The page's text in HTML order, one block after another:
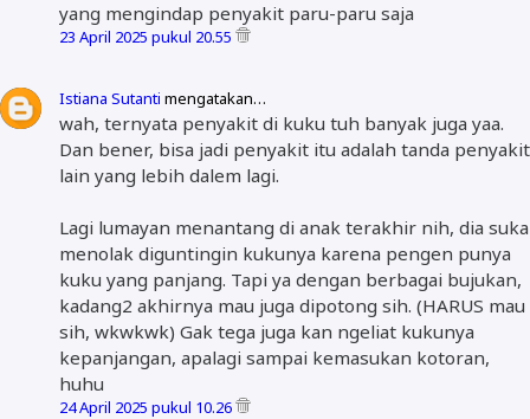
yang mengindap penyakit paru-paru saja
23 April 2025 pukul 20.55
Istiana Sutanti mengatakan…
wah, ternyata penyakit di kuku tuh banyak juga yaa.
Dan bener, bisa jadi penyakit itu adalah tanda penyakit
lain yang lebih dalem lagi.
Lagi lumayan menantang di anak terakhir nih, dia suka
menolak diguntingin kukunya karena pengen punya
kuku yang panjang. Tapi ya dengan berbagai bujukan,
kadang2 akhirnya mau juga dipotong sih. (HARUS mau
sih, wkwkwk) Gak tega juga kan ngeliat kukunya
kepanjangan, apalagi sampai kemasukan kotoran,
huhu
24 April 2025 pukul 10.26